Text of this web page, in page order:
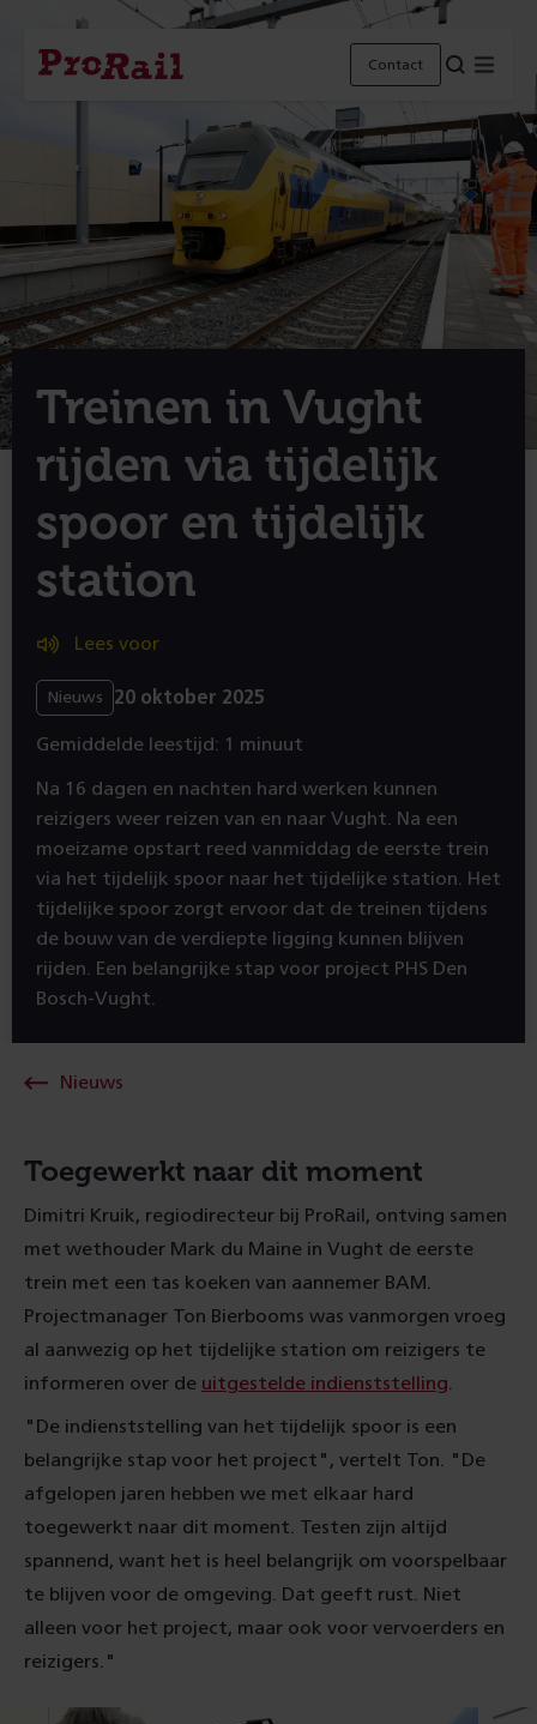
Navigatie
Homepage
ProRail
Contact
Treinen in Vught
rijden via tijdelijk
spoor en tijdelijk
station
Lees voor
Nieuws 20 oktober 2025
Gemiddelde leestijd: 1 minuut
Na 16 dagen en nachten hard werken kunnen
reizigers weer reizen van en naar Vught. Na een
moeizame opstart reed vanmiddag de eerste trein
via het tijdelijk spoor naar het tijdelijke station. Het
tijdelijke spoor zorgt ervoor dat de treinen tijdens
de bouw van de verdiepte ligging kunnen blijven
rijden. Een belangrijke stap voor project PHS Den
Bosch-Vught.
Nieuws
Toegewerkt naar dit moment
Dimitri Kruik, regiodirecteur bij ProRail, ontving samen
met wethouder Mark du Maine in Vught de eerste
trein met een tas koeken van aannemer BAM.
Projectmanager Ton Bierbooms was vanmorgen vroeg
al aanwezig op het tijdelijke station om reizigers te
informeren over de uitgestelde indienststelling
"De indienststelling van het tijdelijk spoor is een
belangrijke stap voor het project", vertelt Ton. " De
afgelopen jaren hebben we met elkaar hard
toegewerkt naar dit moment. Testen zijn altijd
spannend, want het is heel belangrijk om voorspelbaar
te blijven voor de omgeving. Dat geeft rust. Niet
alleen voor het project, maar ook voor vervoerders en
reizigers."